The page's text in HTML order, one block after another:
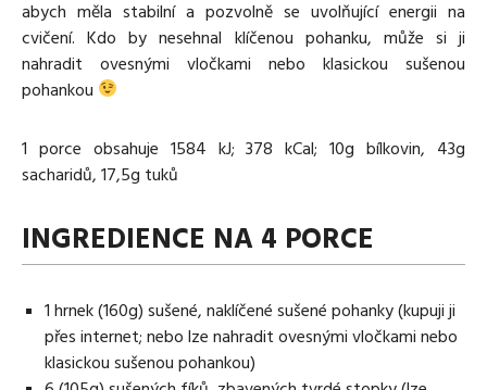
Klouzání
Výzvy a nácviky
Afirmace – cvičení mysli
abych měla stabilní a pozvolně se uvolňující energii na
cvičení. Kdo by nesehnal klíčenou pohanku, může si ji
nahradit ovesnými vločkami nebo klasickou sušenou
pohankou
1 porce obsahuje 1584 kJ; 378 kCal; 10g bílkovin, 43g
sacharidů, 17,5g tuků
INGREDIENCE NA 4 PORCE
1 hrnek (160g) sušené, naklíčené sušené pohanky (kupuji ji
přes internet; nebo lze nahradit ovesnými vločkami nebo
klasickou sušenou pohankou)